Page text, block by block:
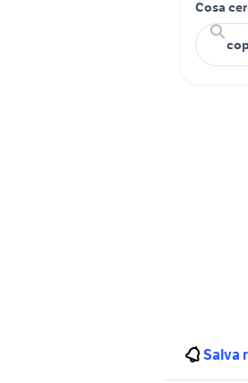
Cosa
Salva